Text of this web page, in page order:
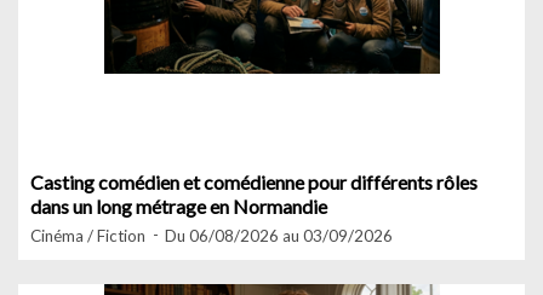
Casting comédien et comédienne pour différents rôles
dans un long métrage en Normandie
Cinéma / Fiction Du 06/08/2026 au 03/09/2026